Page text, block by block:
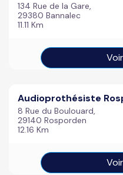
134 Rue de la Gare,
29380 Bannalec
11.11 Km
Audioprothésiste
8 Rue du Boulouard,
29140 Rosporden
12.16 Km